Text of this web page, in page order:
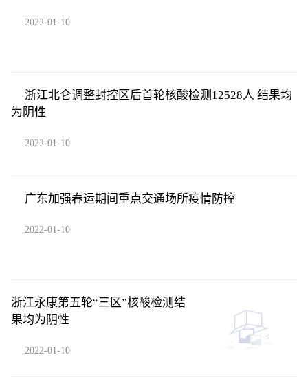
2022-01-10
浙江北仑调整封控区后首轮核酸检测12528人 结果均
为阴性
2022-01-10
广东加强春运期间重点交通场所疫情防控
2022-01-10
浙江永康第五轮“三区”核酸检测结
果均为阴性
2022-01-10